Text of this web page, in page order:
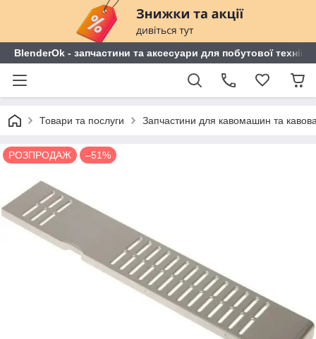
BlenderOk - запчастини та аксесуари для побутової техніки
Товари та послуги Запчастини для кавомашин та
РОЗПРОДАЖ –51%